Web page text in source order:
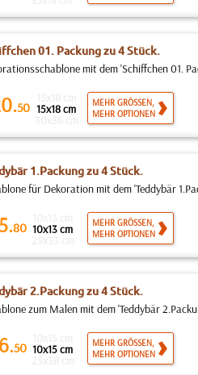
01. Packung zu 4 Stück.
mit dem 'Schiffchen 01.
50 15x18 cm
MEHR GRÖSSEN,
MEHR OPTIONEN
1.Packung zu 4 Stück.
für Dekoration mit dem 'Teddybär
80 10x13 cm
MEHR GRÖSSEN,
MEHR OPTIONEN
2.Packung zu 4 Stück.
zum Malen mit dem 'Teddybär
50 10x15 cm
MEHR GRÖSSEN,
MEHR OPTIONEN